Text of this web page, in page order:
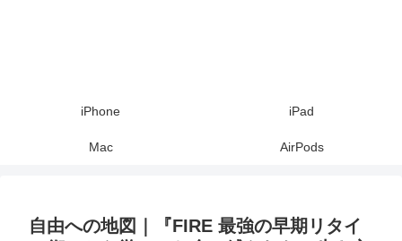
iPhone iPad
Mac AirPods
自由への地図｜『FIRE 最強の早期リタイ